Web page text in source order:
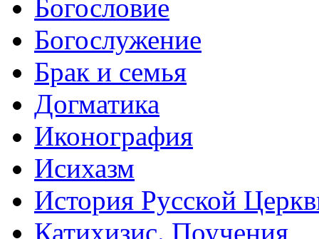
Богословие
Богослужение
Брак и семья
Догматика
Иконография
Исихазм
История Русской
Катихизис. Поучения